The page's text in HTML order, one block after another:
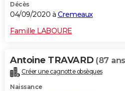
Décès
04/09/2020 à Cremeaux
Famille LABOURE
Antoine TRAVARD (87
Créer une cagnotte obsèques
Naissance